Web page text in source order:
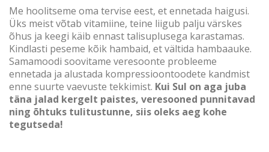
Me hoolitseme oma tervise eest, et ennetada haigusi.
Üks meist võtab vitamiine, teine liigub palju värskes
õhus ja keegi käib ennast talisuplusega karastamas.
Kindlasti peseme kõik hambaid, et vältida hambaauke.
Samamoodi soovitame veresoonte probleeme
ennetada ja alustada kompressioontoodete kandmist
enne suurte vaevuste tekkimist. Kui Sul on aga juba
täna jalad kergelt paistes, veresooned punnitavad
ning õhtuks tulitustunne, siis oleks aeg kohe
tegutseda!